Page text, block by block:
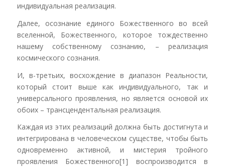
индивидуальная реализация.
Далее, осознание единого Божественного во всей
вселенной, Божественного, которое тождественно
нашему собственному сознанию, – реализация
космического сознания.
И, в-третьих, восхождение в диапазон Реальности,
который стоит выше как индивидуального, так и
универсального проявления, но является основой их
обоих – трансцендентальная реализация.
Каждая из этих реализаций должна быть достигнута и
интегрирована в человеческом существе, чтобы быть
одновременно активной, и мистерия тройного
проявления Божественного[1] воспроизводится в